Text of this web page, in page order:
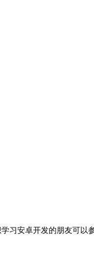
习安卓开发的朋友可以